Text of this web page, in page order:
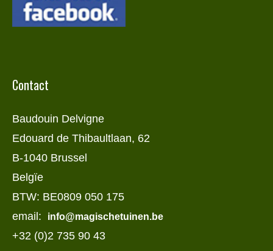
Contact
Baudouin Delvigne
Edouard de Thibaultlaan, 62
B-1040 Brussel
Belgïe
BTW: BE0809 050 175
email:
info@magischetuinen.be
+32 (0)2 735 90 43